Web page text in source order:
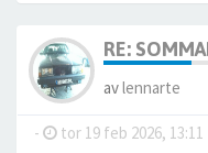
RE:
avlennarte
- tor 19 feb 2026, 13:11